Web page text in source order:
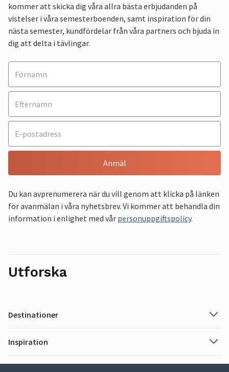
kommer att skicka dig våra allra bästa erbjudanden på
vistelser i våra semesterboenden, samt inspiration för din
nästa semester, kundfördelar från våra partners och bjuda in
dig att delta i tävlingar.
Anmäl
Du kan avprenumerera när du vill genom att klicka på länken
för avanmälan i våra nyhetsbrev. Vi kommer att behandla din
information i enlighet med vår personuppgiftspolicy.
Utforska
Destinationer
Inspiration